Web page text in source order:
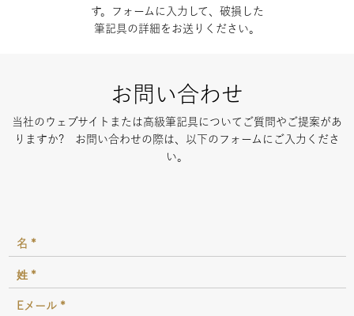
す。フォームに入力して、破損した
筆記具の詳細をお送りください。
お問い合わせ
当社のウェブサイトまたは高級筆記具についてご質問やご提案があ
りますか? お問い合わせの際は、以下のフォームにご入力くださ
い。